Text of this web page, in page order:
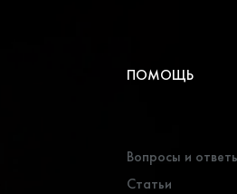
ПОМОЩЬ
Вопросы и
Статьи